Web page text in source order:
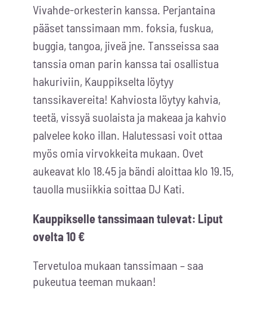
Vivahde-orkesterin kanssa. Perjantaina
pääset tanssimaan mm. foksia, fuskua,
buggia, tangoa, jiveä jne. Tansseissa saa
tanssia oman parin kanssa tai osallistua
hakuriviin, Kauppikselta löytyy
tanssikavereita! Kahviosta löytyy kahvia,
teetä, vissyä suolaista ja makeaa ja kahvio
palvelee koko illan. Halutessasi voit ottaa
myös omia virvokkeita mukaan. Ovet
aukeavat klo 18.45 ja bändi aloittaa klo 19.15,
tauolla musiikkia soittaa DJ Kati.
Kauppikselle tanssimaan tulevat: Liput
ovelta 10 €
Tervetuloa mukaan tanssimaan – saa
pukeutua teeman mukaan!